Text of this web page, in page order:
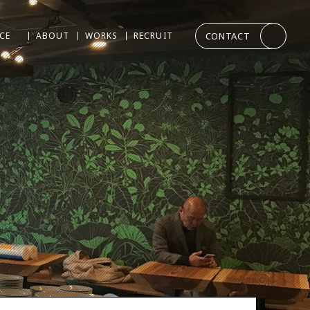
ABOUT WORKS RECRUIT CONTACT